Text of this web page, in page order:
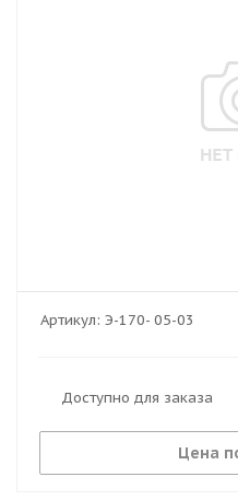
Артикул: Э-170- 05-03
Доступно для заказа
Цена